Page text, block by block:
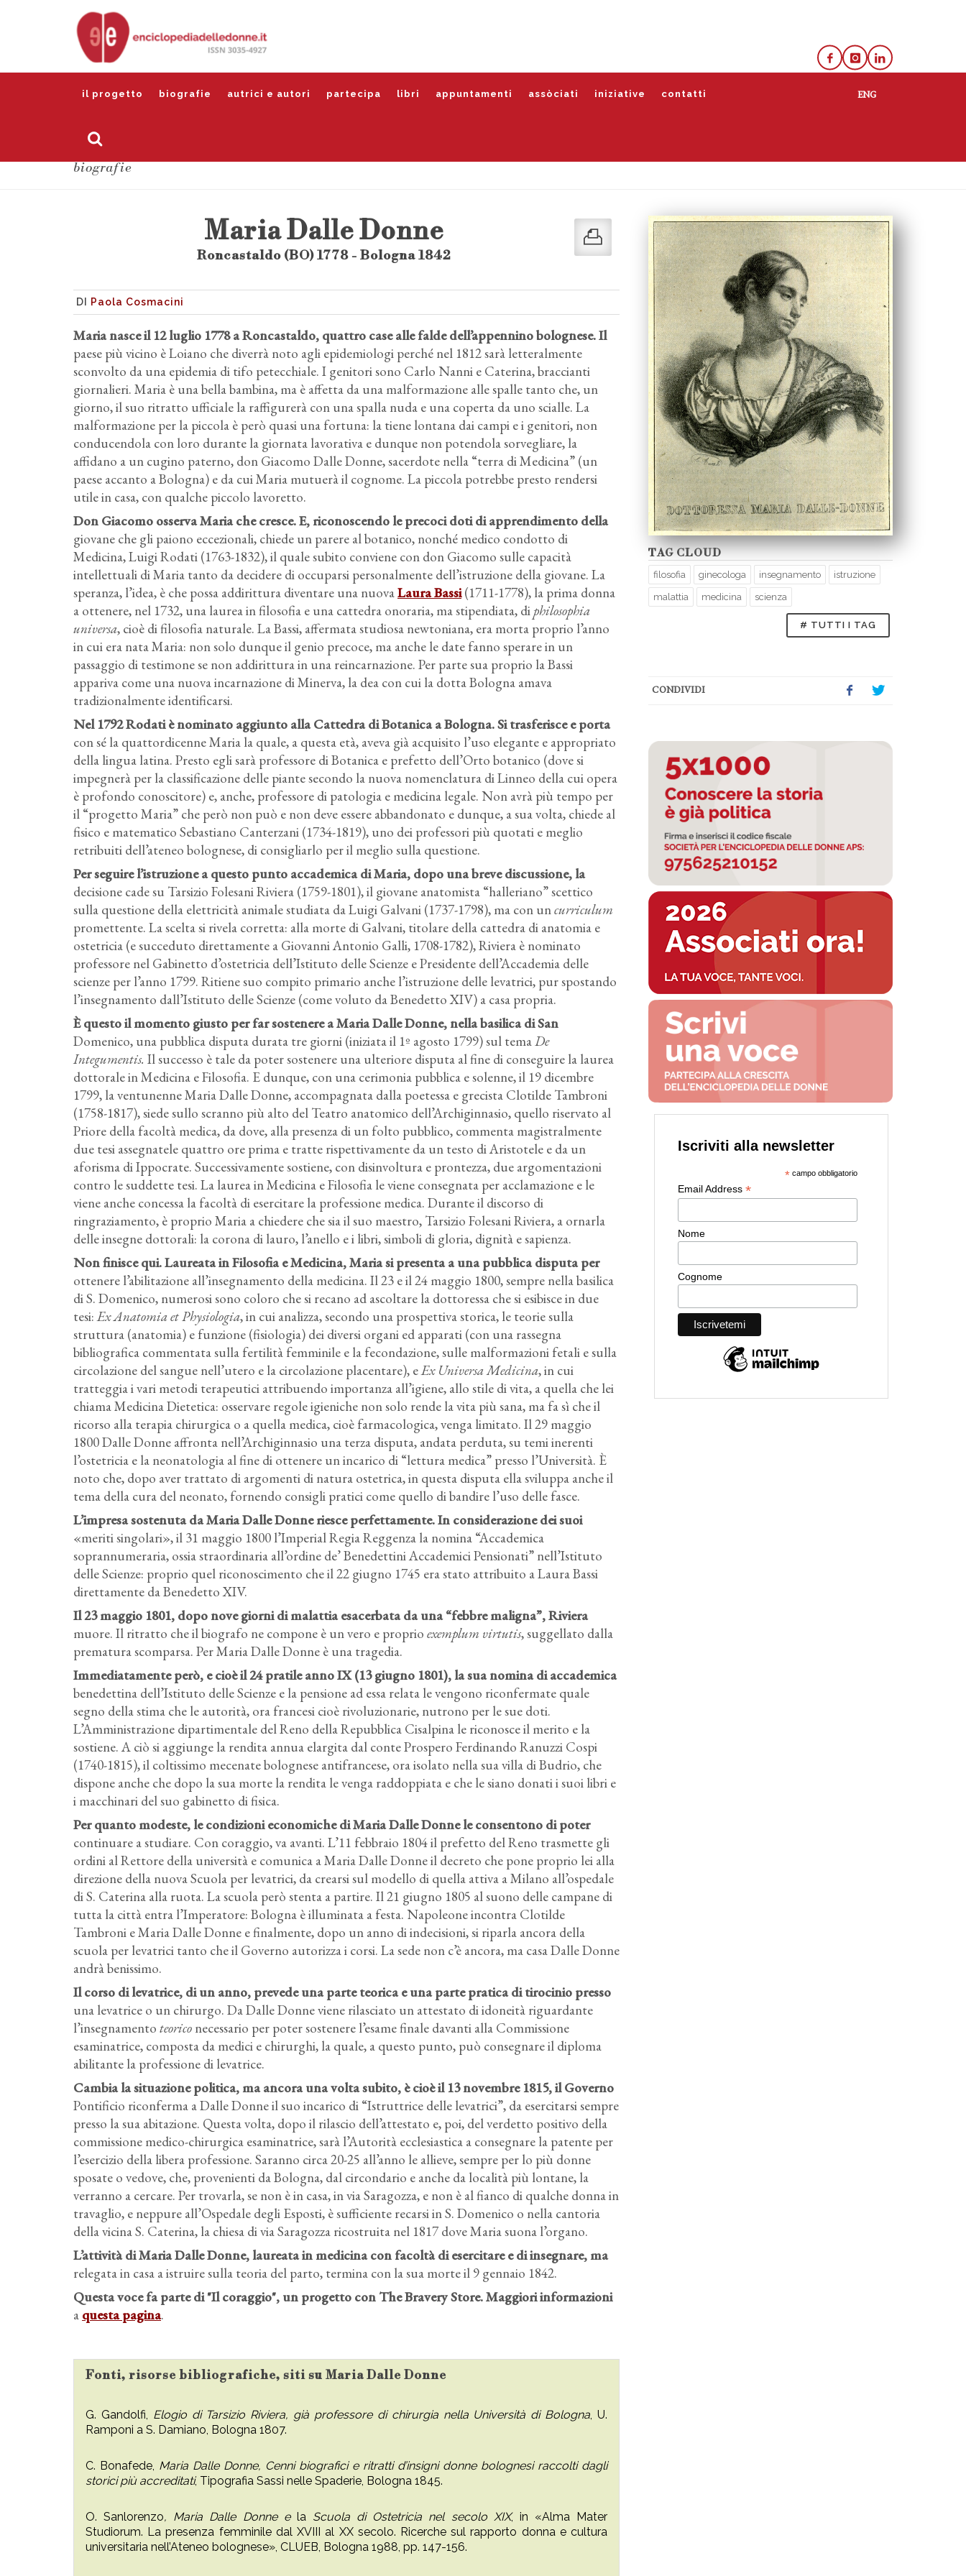
il progetto biografie autrici e autori partecipa libri appuntamenti assòciati iniziative contatti
biografie
TAG CLOUD
filosofia ginecologa insegnamento istruzione
malattia medicina scienza
# TUTTI I TAG
CONDIVIDI
Maria Dalle Donne
Roncastaldo (BO) 1778 - Bologna 1842
DI Paola Cosmacini
Maria nasce il 12 luglio 1778 a Roncastaldo, quattro case alle falde dell’appennino bolognese. Il
paese più vicino è Loiano che diverrà noto agli epidemiologi perché nel 1812 sarà letteralmente
sconvolto da una epidemia di tifo petecchiale. I genitori sono Carlo Nanni e Caterina, braccianti
giornalieri. Maria è una bella bambina, ma è affetta da una malformazione alle spalle tanto che, un
giorno, il suo ritratto ufficiale la raffigurerà con una spalla nuda e una coperta da uno scialle. La
malformazione per la piccola è però quasi una fortuna: la tiene lontana dai campi e i genitori, non
conducendola con loro durante la giornata lavorativa e dunque non potendola sorvegliare, la
affidano a un cugino paterno, don Giacomo Dalle Donne, sacerdote nella “terra di Medicina” (un
paese accanto a Bologna) e da cui Maria mutuerà il cognome. La piccola potrebbe presto rendersi
utile in casa, con qualche piccolo lavoretto.
Don Giacomo osserva Maria che cresce. E, riconoscendo le precoci doti di apprendimento della
giovane che gli paiono eccezionali, chiede un parere al botanico, nonché medico condotto di
Medicina, Luigi Rodati (1763-1832), il quale subito conviene con don Giacomo sulle capacità
intellettuali di Maria tanto da decidere di occuparsi personalmente dell’istruzione della giovane. La
speranza, l’idea, è che possa addirittura diventare una nuovaLaura Bassi(1711-1778), la prima donna
a ottenere, nel 1732, una laurea in filosofia e una cattedra onoraria, ma stipendiata, diphilosophia
universa, cioè di filosofia naturale. La Bassi, affermata studiosa newtoniana, era morta proprio l’anno
in cui era nata Maria: non solo dunque il genio precoce, ma anche le date fanno sperare in un
passaggio di testimone se non addirittura in una reincarnazione. Per parte sua proprio la Bassi
appariva come una nuova incarnazione di Minerva, la dea con cui la dotta Bologna amava
tradizionalmente identificarsi.
Nel 1792 Rodati è nominato aggiunto alla Cattedra di Botanica a Bologna. Si trasferisce e porta
con sé la quattordicenne Maria la quale, a questa età, aveva già acquisito l’uso elegante e appropriato
della lingua latina. Presto egli sarà professore di Botanica e prefetto dell’Orto botanico (dove si
impegnerà per la classificazione delle piante secondo la nuova nomenclatura di Linneo della cui opera
è profondo conoscitore) e, anche, professore di patologia e medicina legale. Non avrà più tempo per
il “progetto Maria” che però non può e non deve essere abbandonato e dunque, a sua volta, chiede al
fisico e matematico Sebastiano Canterzani (1734-1819), uno dei professori più quotati e meglio
retribuiti dell’ateneo bolognese, di consigliarlo per il meglio sulla questione.
Per seguire l’istruzione a questo punto accademica di Maria, dopo una breve discussione, la
decisione cade su Tarsizio FolesaniRiviera (1759-1801), il giovane anatomista “halleriano” scettico
sulla questione della elettricità animale studiata da Luigi Galvani (1737-1798), ma con uncurriculum
promettente. La scelta si rivela corretta: alla morte di Galvani, titolare della cattedra di anatomia e
ostetricia (e succeduto direttamente a Giovanni Antonio Galli, 1708-1782), Riviera è nominato
professore nel Gabinetto d’ostetricia dell’Istituto delle Scienze e Presidente dell’Accademia delle
scienze per l’anno 1799. Ritiene suo compito primario anche l’istruzione delle levatrici, pur spostando
l’insegnamento dall’Istituto delle Scienze (come voluto da Benedetto XIV) a casa propria.
È questo il momento giusto per far sostenere a Maria Dalle Donne, nella basilica di San
Domenico, una pubblica disputa durata tre giorni (iniziata il 1º agosto 1799) sul temaDe
Integumentis. Il successo è tale da poter sostenere una ulteriore disputa al fine di conseguire la laurea
dottorale in Medicina e Filosofia. E dunque, con una cerimonia pubblica e solenne, il 19 dicembre
1799, la ventunenne Maria Dalle Donne, accompagnata dalla poetessa e grecista Clotilde Tambroni
(1758-1817), siede sullo scranno più alto del Teatro anatomico dell’Archiginnasio, quello riservato al
Priore della facoltà medica, da dove, alla presenza di un folto pubblico, commenta magistralmente
due tesi assegnatele quattro ore prima e tratte rispettivamente da un testo di Aristotele e da un
aforisma di Ippocrate. Successivamente sostiene, con disinvoltura e prontezza, due argomentazioni
contro le suddette tesi. La laurea in Medicina e Filosofia le viene consegnata per acclamazione e le
viene anche concessa la facoltà di esercitare la professione medica. Durante il discorso di
ringraziamento, è proprio Maria a chiedere che sia il suo maestro, Tarsizio FolesaniRiviera, a ornarla
delle insegne dottorali: la corona di lauro, l’anello e i libri, simboli di gloria, dignità e sapienza.
Non finisce qui. Laureata in Filosofia e Medicina, Maria si presenta a una pubblica disputa per
ottenere l’abilitazione all’insegnamento della medicina. Il 23 e il 24 maggio 1800, sempre nella basilica
di S. Domenico, numerosi sono coloro che si recano ad ascoltare la dottoressa che si esibisce in due
tesi:Ex Anatomia et Physiologia, in cui analizza, secondo una prospettiva storica, le teorie sulla
struttura (anatomia) e funzione (fisiologia) dei diversi organi ed apparati (con una rassegna
bibliografica commentata sulla fertilità femminile e la fecondazione, sulle malformazioni fetali e sulla
circolazione del sangue nell’utero e la circolazione placentare), eEx Universa Medicina, in cui
tratteggia i vari metodi terapeutici attribuendo importanza all’igiene, allo stile di vita, a quella che lei
chiama Medicina Dietetica: osservare regole igieniche non solo rende la vita più sana, ma fa sì che il
ricorso alla terapia chirurgica o a quella medica, cioè farmacologica, venga limitato. Il 29 maggio
1800 Dalle Donne affronta nell’Archiginnasio una terza disputa, andata perduta, su temi inerenti
l’ostetricia e la neonatologia al fine di ottenere un incarico di “lettura medica” presso l’Università. È
noto che, dopo aver trattato di argomenti di natura ostetrica, in questa disputa ella sviluppa anche il
tema della cura del neonato, fornendo consigli pratici come quello di bandire l’uso delle fasce.
L’impresa sostenuta da Maria Dalle Donne riesce perfettamente. In considerazione dei suoi
«meriti singolari», il 31 maggio 1800 l’Imperial Regia Reggenza la nomina “Accademica
soprannumeraria, ossia straordinaria all’ordine de’ Benedettini Accademici Pensionati” nell’Istituto
delle Scienze: proprio quel riconoscimento che il 22 giugno 1745 era stato attribuito a Laura Bassi
direttamente da Benedetto XIV.
Il 23 maggio 1801, dopo nove giorni di malattia esacerbata da una “febbre maligna”, Riviera
muore. Il ritratto che il biografo ne compone è un vero e proprio exemplum virtutis, suggellato dalla
prematura scomparsa. Per Maria Dalle Donne è una tragedia.
Immediatamente però, e cioè il 24 pratile anno IX (13 giugno 1801), la sua nomina di accademica
benedettina dell’Istituto delle Scienze e la pensione ad essa relata le vengono riconfermate quale
segno della stima che le autorità, ora francesi cioè rivoluzionarie, nutrono per le sue doti.
L’Amministrazione dipartimentale del Reno della Repubblica Cisalpina le riconosce il merito e la
sostiene. A ciò si aggiunge la rendita annua elargita dal conte Prospero Ferdinando Ranuzzi Cospi
(1740-1815), il coltissimo mecenate bolognese antifrancese, ora isolato nella sua villa di Budrio, che
dispone anche che dopo la sua morte la rendita le venga raddoppiata e che le siano donati i suoi libri e
i macchinari del suo gabinetto di fisica.
Per quanto modeste, le condizioni economiche di Maria Dalle Donne le consentono di poter
continuare a studiare. Con coraggio, va avanti. L’11 febbraio 1804 il prefetto del Reno trasmette gli
ordini al Rettore della università e comunica a Maria Dalle Donne il decreto che pone proprio lei alla
direzione della nuova Scuola per levatrici, da crearsi sul modello di quella attiva a Milano all’ospedale
di S. Caterina alla ruota. La scuola però stenta a partire. Il 21 giugno 1805 al suono delle campane di
tutta la città entra l’Imperatore: Bologna è illuminata a festa. Napoleone incontra Clotilde
Tambroni e Maria Dalle Donne e finalmente, dopo un anno di indecisioni, si riparla ancora della
scuola per levatrici tanto che il Governo autorizza i corsi. La sede non c’è ancora, ma casa Dalle Donne
andrà benissimo.
Il corso di levatrice, di un anno, prevede una parte teorica e una parte pratica di tirocinio presso
una levatrice o un chirurgo. Da Dalle Donne viene rilasciato un attestato di idoneità riguardante
l’insegnamento teorico necessario per poter sostenere l’esame finale davanti alla Commissione
esaminatrice, composta da medici e chirurghi, la quale, a questo punto, può consegnare il diploma
abilitante la professione di levatrice.
Cambia la situazione politica, ma ancora una volta subito, è cioè il 13 novembre 1815, il Governo
Pontificio riconferma a Dalle Donne il suo incarico di “Istruttrice delle levatrici”, da esercitarsi sempre
presso la sua abitazione. Questa volta, dopo il rilascio dell’attestato e, poi, del verdetto positivo della
commissione medico-chirurgica esaminatrice, sarà l’Autorità ecclesiastica a consegnare la patente per
l’esercizio della libera professione. Saranno circa 20-25 all’anno le allieve, sempre per lo più donne
sposate o vedove, che, provenienti da Bologna, dal circondario e anche da località più lontane, la
verranno a cercare. Per trovarla, se non è in casa, in via Saragozza, e non è al fianco di qualche donna in
travaglio, e neppure all’Ospedale degli Esposti, è sufficiente recarsi in S. Domenico o nella cantoria
della vicina S. Caterina, la chiesa di via Saragozza ricostruita nel 1817 dove Maria suona l’organo.
L’attività di Maria Dalle Donne, laureata in medicina con facoltà di esercitare e di insegnare, ma
relegata in casa a istruire sulla teoria del parto, termina con la sua morte il 9 gennaio 1842.
Questa voce fa parte di "Il coraggio", un progetto con The Bravery Store. Maggiori informazioni
a questa pagina.
Fonti, risorse bibliografiche, siti su Maria Dalle Donne
G. Gandolfi, Elogio di Tarsizio Riviera, già professore di chirurgia nella Università di Bologna, U.
Ramponi a S. Damiano, Bologna 1807.
C. Bonafede, Maria Dalle Donne, Cenni biografici e ritratti d’insigni donne bolognesi raccolti dagli
storici più accreditati, Tipografia Sassi nelle Spaderie, Bologna 1845.
O. Sanlorenzo, Maria Dalle Donne ela Scuola di Ostetricia nel secolo XIX, in «Alma Mater
Studiorum. La presenza femminile dal XVIII al XX secolo. Ricerche sul rapporto donna e cultura
universitaria nell’Ateneo bolognese», CLUEB, Bologna 1988, pp. 147-156.